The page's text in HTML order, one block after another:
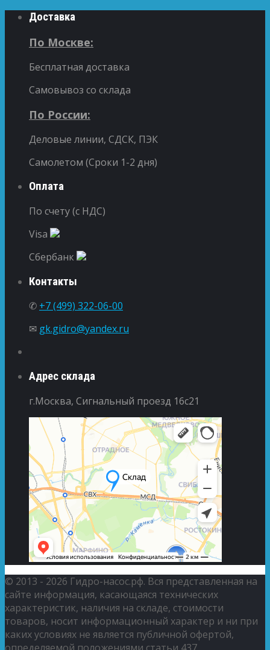
Доставка
По Москве:
Бесплатная доставка
Самовывоз со склада
По России:
Деловые линии, СДСК, ПЭК
Самолетом (Сроки 1-2 дня)
Оплата
По счету (с НДС)
Visa
Сбербанк
Контакты
✆ +7 (499) 322-06-00
✉ gk.gidro@yandex.ru
Адрес склада
г.Москва, Сигнальный проезд 16с21
© 2013 - 2026 Гидро-насос.рф. Вся представленная на
сайте информация, касающаяся технических
характеристик, наличия на складе, стоимости
товаров, носит информационный характер и ни при
каких условиях не является публичной офертой,